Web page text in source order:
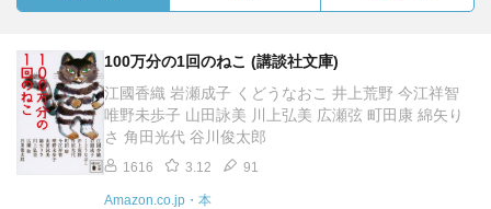
100万分の1回のねこ (講談社文庫)
江國香織 岩瀬成子 くどうなおこ 井上荒野 今江祥智
唯野未歩子 山田詠美 川上弘美 広瀬弦 町田康 綿矢り
さ 角田光代 谷川俊太郎
1616 3.12 91
Amazon.co.jp・本